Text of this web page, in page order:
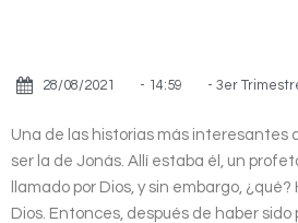
28/08/2021 - 14:59 - 3er
Una de las historias más interesantes
ser la de Jonás. Allí estaba él, un
llamado por Dios, y sin embargo,
Dios. Entonces, después de haber